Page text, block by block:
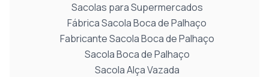
Sacolas para Supermercados
Fábrica Sacola Boca de Palhaço
Fabricante Sacola Boca de Palhaço
Sacola Boca de Palhaço
Sacola Alça Vazada